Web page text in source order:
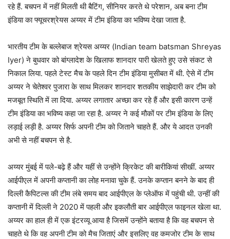
रहे हैं. बचपन में नहीं मिलती थी बैटिंग, सीनियर करते थे परेशान, अब बना टीम
इंडिया का फ्यूचरश्रेयस अय्यर में टीम इंडिया का भविष्य देखा जाता है.
भारतीय टीम के बल्लेबाज श्रेयस अय्यर (Indian team batsman Shreyas
Iyer) ने बुधवार को बांग्लादेश के खिलाफ शानदार पारी खेलते हुए उसे संकट से
निकाल लिया. पहले टेस्ट मैच के पहले दिन टीम इंडिया मुसीबत में थी. ऐसे में टीम
अय्यर ने चेतेश्वर पुजारा के साथ मिलकर शानदार शतकीय साझेदारी कर टीम को
मजबूत स्थिति में ला दिया. अय्यर लगातार अच्छा कर रहे हैं और इसी कारण उन्हें
टीम इंडिया का भविष्य कहा जा रहा है. अय्यर ने कई मौकों पर टीम इंडिया के लिए
लड़ाई लड़ी है. अय्यर सिर्फ अपनी टीम को जिताने चाहते हैं. और ये आदत उनकी
अभी से नहीं बचपन से है.
अय्यर मुंबई में पले-बढ़े हैं और यहीं से उन्होंने क्रिकेट की बारीकियां सीखीं. अय्यर
आईपीएल में अपनी कप्तानी का लोह मनावा चुके हैं. उनके कप्तान बनने के बाद ही
दिल्ली कैपिटल्स की टीम लंबे समय बाद आईपीएल के प्लेऑफ में पहुंची थी. उन्हीं की
कप्तानी में दिल्ली ने 2020 में पहली और इकलौती बार आईपीएल फाइनल खेला था.
अय्यर का हाल ही में एक इंटरव्यू आया है जिसमें उन्होंने बताया है कि वह बचपन से
चाहते थे कि वह अपनी टीम को मैच जिताएं और इसलिए वह कमजोर टीम के साथ